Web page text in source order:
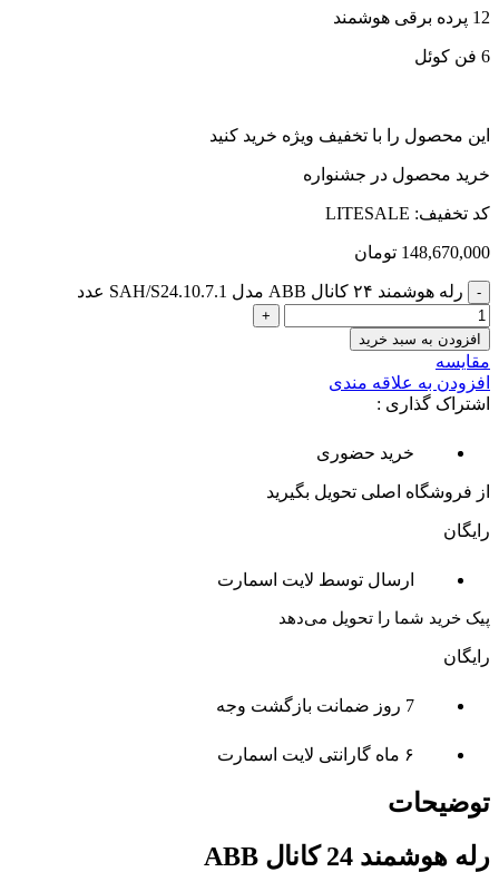
12 پرده برقی هوشمند
6 فن کوئل
این محصول را با تخفیف ویژه خرید کنید
خرید محصول در جشنواره
کد تخفیف: LITESALE
148,670,000 تومان
رله هوشمند ۲۴ کانال ABB مدل SAH/S24.10.7.1 عدد
افزودن به سبد خرید
مقایسه
افزودن به علاقه مندی
اشتراک گذاری :
خرید حضوری
از فروشگاه اصلی تحویل بگیرید
رایگان
ارسال توسط لایت اسمارت
پیک خرید شما را تحویل می‌دهد
رایگان
7 روز ضمانت بازگشت وجه
۶ ماه گارانتی لایت اسمارت
توضیحات
رله هوشمند 24 کانال ABB